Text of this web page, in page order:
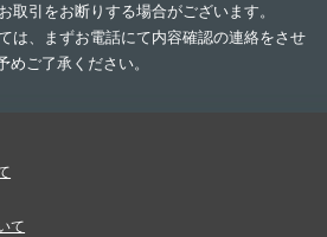
取引をお断りする場合がございます。
は、まずお電話にて内容確認の連絡をさせ
ご了承ください。
て